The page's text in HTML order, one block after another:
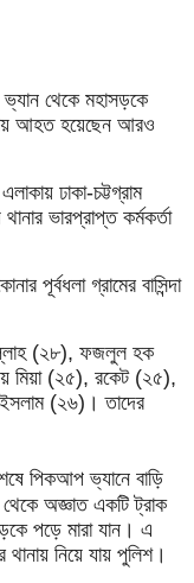
ভ্যান থেকে মহাসড়কে
আহত হয়েছেন আরও
ঢাকা-চট্টগ্রাম
ভারপ্রাপ্ত কর্মকর্তা
পূর্বধলা গ্রামের বাসিন্দা
(২৮), ফজলুল হক
(২৫), রকেট (২৫),
(২৬)। তাদের
পিকআপ ভ্যানে বাড়ি
অজ্ঞাত একটি ট্রাক
পড়ে মারা যান। এ
নিয়ে যায় পুলিশ।